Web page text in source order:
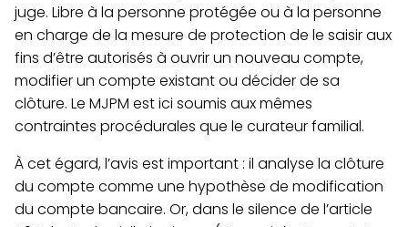
juge. Libre à la personne protégée ou à la personne
en charge de la mesure de protection de le saisir aux
fins d’être autorisés à ouvrir un nouveau compte,
modifier un compte existant ou décider de sa
clôture. Le MJPM est ici soumis aux mêmes
contraintes procédurales que le curateur familial.
À cet égard, l’avis est important : il analyse la clôture
du compte comme une hypothèse de modification
du compte bancaire. Or, dans le silence de l’article